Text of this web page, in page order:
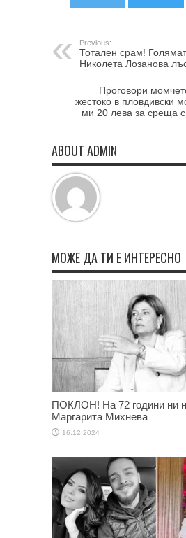
Previous:
Тотален срам!
Николета Лозанова
Проговори
жестоко в пловдивски
ми 20 лева за среща
ABOUT ADMIN
МОЖЕ ДА ТИ Е ИНТЕРЕСНО
ПОКЛОН! На 72 години ни
Маргарита Михнева
16.12.2024